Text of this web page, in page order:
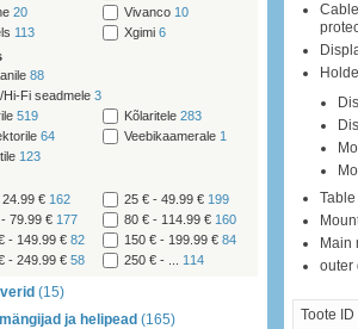
20 Vivanco 10
113 Xgimi 6
88
Hi-Fi seadmele 3
519 Kõlaritele 283
64 Veebikaamerale 1
123
€ 162 25 € - 49.99 € 199
79.99 € 177 80 € - 114.99 € 160
- 149.99 € 82 150 € - 199.99 € 84
- 249.99 € 58 250 € - ... 114
(15)
ja helipead (165)
Main
outer
Toote ID